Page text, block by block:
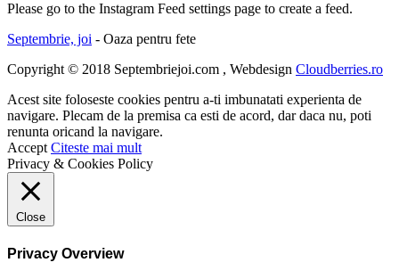
Please go to the Instagram Feed settings page to create a feed.
Septembrie, joi - Oaza pentru fete
Copyright © 2018 Septembriejoi.com , Webdesign Cloudberries.ro
Acest site foloseste cookies pentru a-ti imbunatati experienta de
navigare. Plecam de la premisa ca esti de acord, dar daca nu, poti
renunta oricand la navigare.
Accept Citeste mai mult
Privacy & Cookies Policy
Close
Privacy Overview